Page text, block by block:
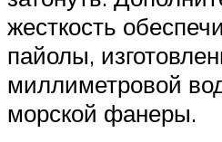
жесткость
пайолы,
миллиметровой
морской фанеры.